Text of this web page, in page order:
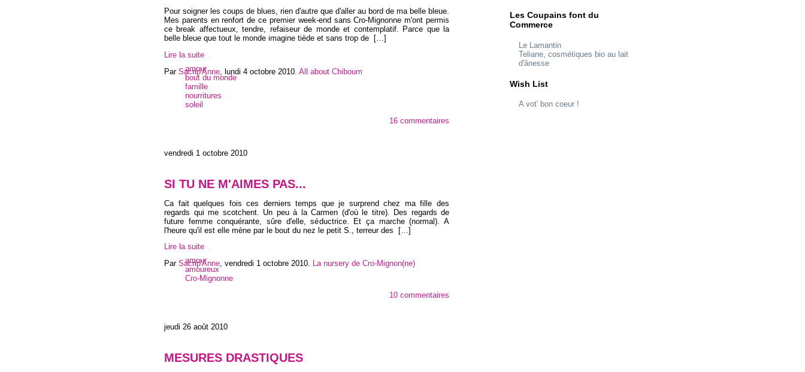
Pour soigner les coups de blues, rien d'autre que d'aller au bord de ma belle bleue.
Mes parents en renfort de ce premier week-end sans Cro-Mignonne m'ont permis
ce break affectueux, tendre, refaiseur de monde et contemplatif. Parce que la
belle bleue que tout le monde imagine tiède et sans trop de
[…]
Lire la suite
Par Sacrip'Anne lundi 4 octobre 2010 All about Chiboum
amour
bout du monde
famille
nourritures
soleil
16 commentaires
vendredi 1 octobre 2010
SI TU NE M'AIMES PAS...
Ca fait quelques fois ces derniers temps que je surprend chez ma fille des
regards qui me scotchent. Un peu à la Carmen (d'où le titre). Des regards de
future femme conquérante, sûre d'elle, séductrice. Et ça marche (normal). A
l'heure qu'il est elle mène par le bout du nez le petit S., terreur des
[…]
Lire la suite
Par Sacrip'Anne, vendredi 1 octobre 2010. La nursery de Cro-Mignon(ne)
amour
amoureux
Cro-Mignonne
10 commentaires
jeudi 26 août 2010
MESURES DRASTIQUES
Les Coupains font du
Commerce
Le Lamantin
Teliane, cosmétiques bio au lait
d'ânesse
Wish List
A vot' bon coeur !